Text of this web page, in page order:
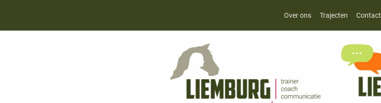
inhoud
Over ons Trajecten Contact